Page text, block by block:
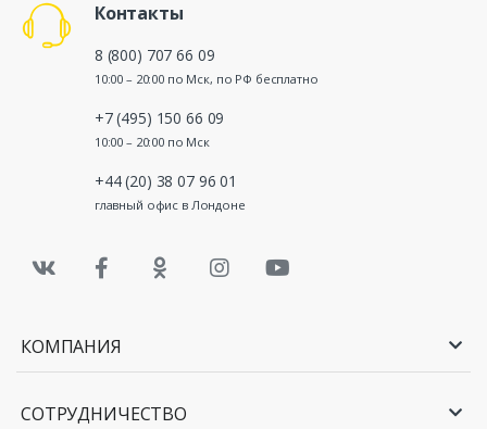
Контакты
8 (800) 707 66 09
10:00 – 20:00 по Мск, по РФ бесплатно
+7 (495) 150 66 09
10:00 – 20:00 по Мск
+44 (20) 38 07 96 01
главный офис в Лондоне
КОМПАНИЯ
СОТРУДНИЧЕСТВО